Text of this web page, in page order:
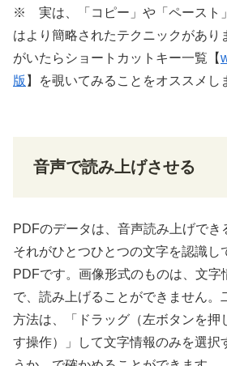
※ 実は、「コピー」や「ペースト
はより 簡略されたテクニックがあり
がいたらショートカットキー一覧 【
版 】を覗いてみることをオススメし
音声で読み上げさせる
PDFのデータは、音声読み上げでき
それがひとつひとつの文字を認識し
PDFです。画像形式のものは、文字
で、読み上げることができません。
方法は、「ドラッグ（左ボタンを押
す操作）」して文字情報のみを選択